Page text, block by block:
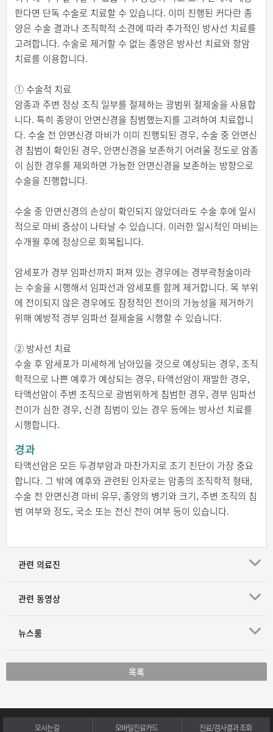
한다면 단독 수술로 치료할 수 있습니다. 이미 진행된 커다란 종
양은 수술 결과나 조직학적 소견에 따라 추가적인 방사선 치료를
고려합니다. 수술로 제거할 수 없는 종양은 방사선 치료와 항암
치료를 이용합니다.
① 수술적 치료
암종과 주변 정상 조직 일부를 절제하는 광범위 절제술을 사용합
니다. 특히 종양이 안면신경을 침범했는지를 고려하여 치료합니
다. 수술 전 안면신경 마비가 이미 진행되된 경우, 수술 중 안면신
경 침범이 확인된 경우, 안면신경을 보존하기 어려울 정도로 암종
이 심한 경우를 제외하면 가능한 안면신경을 보존하는 방향으로
수술을 진행합니다.
수술 중 안면신경의 손상이 확인되지 않았더라도 수술 후에 일시
적으로 마비 증상이 나타날 수 있습니다. 이러한 일시적인 마비는
수개월 후에 정상으로 회복됩니다.
암세포가 경부 임파선까지 퍼져 있는 경우에는 경부곽청술이라
는 수술을 시행해서 임파선과 암세포를 함께 제거합니다. 목 부위
에 전이되지 않은 경우에도 잠정적인 전이의 가능성을 제거하기
위해 예방적 경부 임파선 절제술을 시행할 수 있습니다.
② 방사선 치료
수술 후 암세포가 미세하게 남아있을 것으로 예상되는 경우, 조직
학적으로 나쁜 예후가 예상되는 경우, 타액선암이 재발한 경우,
타액선암이 주변 조직으로 광범위하게 침범한 경우, 경부 임파선
전이가 심한 경우, 신경 침범이 있는 경우 등에는 방사선 치료를
시행합니다.
경과
타액선암은 모든 두경부암과 마찬가지로 조기 진단이 가장 중요
합니다. 그 밖에 예후와 관련된 인자로는 암종의 조직학적 형태,
수술 전 안면신경 마비 유무, 종양의 병기와 크기, 주변 조직의 침
범 여부와 정도, 국소 또는 전신 전이 여부 등이 있습니다.
관련 의료진
관련 동영상
뉴스룸
목록
오시는길 모바일진료카드 진료/검사결과 조회